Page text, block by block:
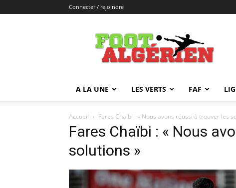
Connecter / rejoindre
FOOTALGERIEN
A LA UNE LES VERTS FAF
Accueil Fares Chaïbi : « Nous avons réussi à trouver les
Fares Chaïbi : « Nous
solutions »